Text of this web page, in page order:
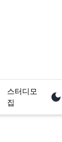
스터디모
집